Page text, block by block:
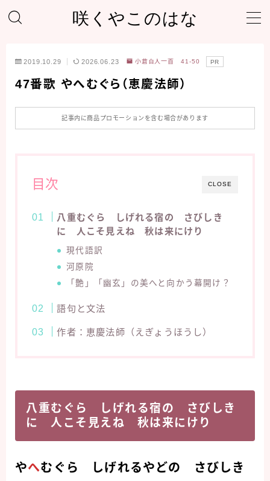
咲くやこのはな
ホーム
プライバシーポリシー
自己紹介＆プロフィール
2019.10.29 2026.06.23 小倉百人一首 41-50 PR
47番歌 やへむぐら（恵慶法師）
記事内に商品プロモーションを含む場合があります
CLOSE
目次
八重むぐら しげれる宿の さびしき
に 人こそ見えね 秋は来にけり
現代語訳
河原院
「艶」「幽玄」の美へと向かう幕開け？
語句と文法
作者：恵慶法師（えぎょうほうし）
八重むぐら しげれる宿の さびしき
に 人こそ見えね 秋は来にけり
やへむぐら しげれるやどの さびしき